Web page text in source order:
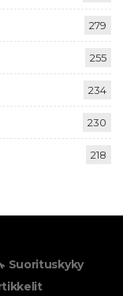
279
255
234
230
218
Suorituskyky